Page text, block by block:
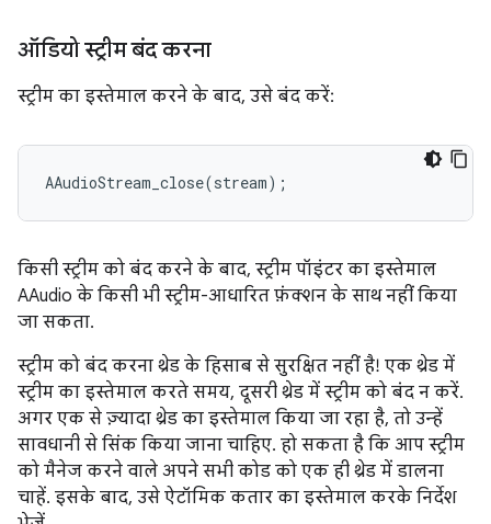
ऑडियो स्ट्रीम बंद करना
स्ट्रीम का इस्तेमाल करने के बाद, उसे बंद करें:
AAudioStream_close(stream);
किसी स्ट्रीम को बंद करने के बाद, स्ट्रीम पॉइंटर का इस्तेमाल
AAudio के किसी भी स्ट्रीम-आधारित फ़ंक्शन के साथ नहीं किया
जा सकता.
स्ट्रीम को बंद करना थ्रेड के हिसाब से सुरक्षित नहीं है! एक थ्रेड में
स्ट्रीम का इस्तेमाल करते समय, दूसरी थ्रेड में स्ट्रीम को बंद न करें.
अगर एक से ज़्यादा थ्रेड का इस्तेमाल किया जा रहा है, तो उन्हें
सावधानी से सिंक किया जाना चाहिए. हो सकता है कि आप स्ट्रीम
को मैनेज करने वाले अपने सभी कोड को एक ही थ्रेड में डालना
चाहें. इसके बाद, उसे ऐटॉमिक कतार का इस्तेमाल करके निर्देश